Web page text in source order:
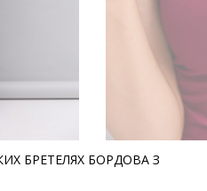
БРЕТЕЛЯХ БОРДОВА З